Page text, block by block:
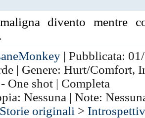
divento mentre
| Pubblicata:
| Genere: Hurt/Comfort,
One shot | Completa
Nessuna | Note:
Storie originali >